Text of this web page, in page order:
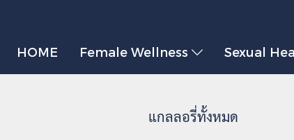
HOME Female Wellness Sexual
แกลลอรี่ทั้งหมด